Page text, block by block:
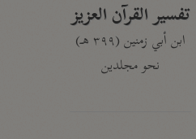
تفسير القرآن العزيز
ابن أبي زمنين (٣٩٩ هـ)
نحو مجلدين